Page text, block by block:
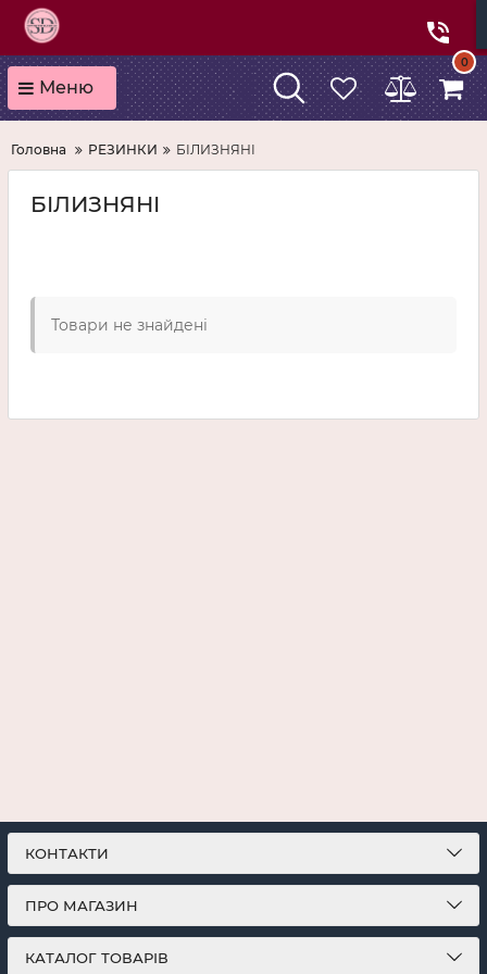
Меню
0
Головна РЕЗИНКИ БІЛИЗНЯНІ
БІЛИЗНЯНІ
Товари не знайдені
КОНТАКТИ
ПРО МАГАЗИН
КАТАЛОГ ТОВАРІВ